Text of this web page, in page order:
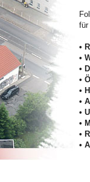
für
•
•
•
•
•
•
•
•
•
•